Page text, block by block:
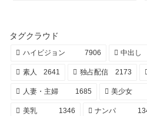
ww 童貞弟のファーストキッ
スを奪っちゃった姉が濃厚接
吻でミラクル発情//彼氏がい
とともに生ハメ中出し筆…
タグクラウド
ハイビジョン 7906 中出し
素人 2641 独占配信 2173
人妻・主婦 1685 美少女
美乳 1346 ナンパ